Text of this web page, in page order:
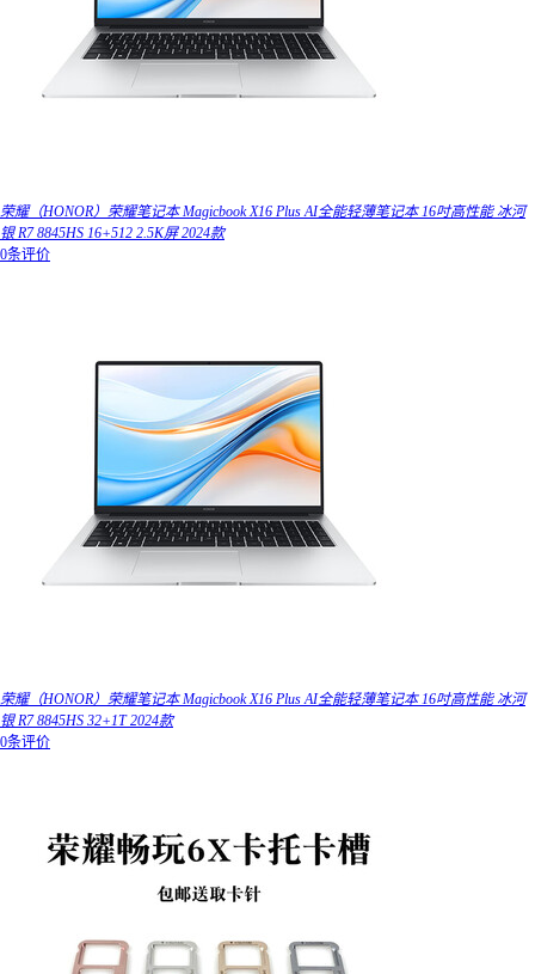
荣耀（HONOR）荣耀笔记本 Magicbook X16 Plus AI全能轻薄笔记本 16吋高性能 冰河
银 R7 8845HS 16+512 2.5K屏 2024款
0条评价
荣耀（HONOR）荣耀笔记本 Magicbook X16 Plus AI全能轻薄笔记本 16吋高性能 冰河
银 R7 8845HS 32+1T 2024款
0条评价